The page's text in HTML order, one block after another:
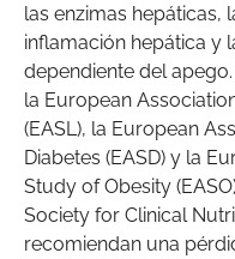
las enzimas hepáticas,
inflamación hepática y
dependiente del
la European
(EASL), la European
Diabetes (EASD) y la
Study of Obesity
Society for Clinical
recomiendan una